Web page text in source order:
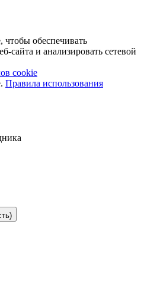
обеспечивать
сайта и анализировать сетевой
cookie
Правила использования